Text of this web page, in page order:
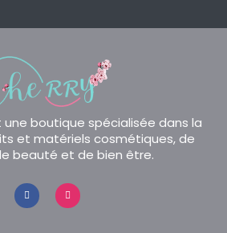
boutique spécialisée dans la
et matériels cosmétiques, de
beauté et de bien être.